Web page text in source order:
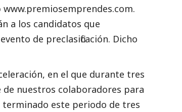
a los candidatos que
de preclasificación. Dicho
en el que durante tres
nuestros colaboradores para
terminado este periodo de tres